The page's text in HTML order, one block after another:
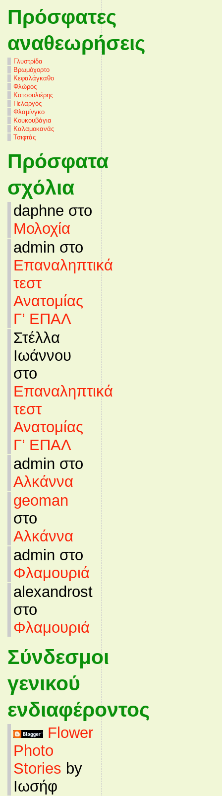
Πρόσφατες
αναθεωρήσεις
Γλυστρίδα
Βρωμόχορτο
Κεφαλάγκαθο
Φλώρος
Κατσουλιέρης
Πελαργός
Φλαμίνγκο
Κουκουβάγια
Καλαμοκανάς
Τσιφτάς
Πρόσφατα
σχόλια
daphne στο
Μολοχία
admin στο
Επαναληπτικά
τεστ
Ανατομίας
Γ’ ΕΠΑΛ
Στέλλα
Ιωάννου
στο
Επαναληπτικά
τεστ
Ανατομίας
Γ’ ΕΠΑΛ
admin στο
Αλκάννα
geoman
στο
Αλκάννα
admin στο
Φλαμουριά
alexandrost
στο
Φλαμουριά
Σύνδεσμοι
γενικού
ενδιαφέροντος
Flower
Photo
Stories by
Ιωσήφ